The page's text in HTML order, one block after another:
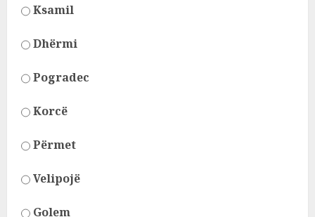
Ksamil
Dhërmi
Pogradec
Korcë
Përmet
Velipojë
Golem